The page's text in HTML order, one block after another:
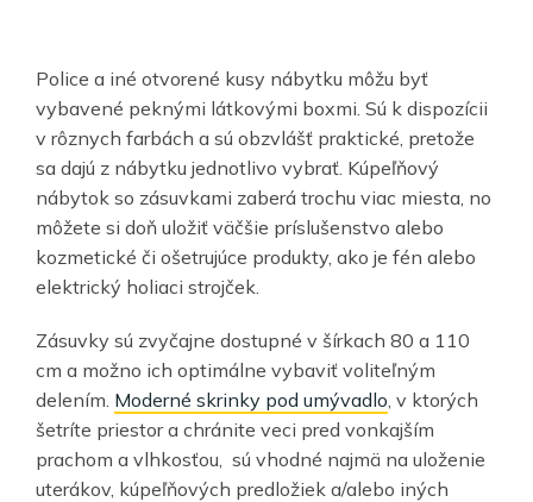
Police a iné otvorené kusy nábytku môžu byť
vybavené peknými látkovými boxmi. Sú k dispozícii
v rôznych farbách a sú obzvlášť praktické, pretože
sa dajú z nábytku jednotlivo vybrať. Kúpeľňový
nábytok so zásuvkami zaberá trochu viac miesta, no
môžete si doň uložiť väčšie príslušenstvo alebo
kozmetické či ošetrujúce produkty, ako je fén alebo
elektrický holiaci strojček.
Zásuvky sú zvyčajne dostupné v šírkach 80 a 110
cm a možno ich optimálne vybaviť voliteľným
delením. Moderné skrinky pod umývadlo , v ktorých
šetríte priestor a chránite veci pred vonkajším
prachom a vlhkosťou, sú vhodné najmä na uloženie
uterákov, kúpeľňových predložiek a/alebo iných